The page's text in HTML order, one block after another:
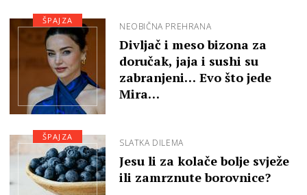
NEOBIČNA PREHRANA
Divljač i meso bizona za
doručak, jaja i sushi su
zabranjeni… Evo što jede
Mira…
ŠPAJZA
SLATKA DILEMA
Jesu li za kolače bolje svježe
ili zamrznute borovnice?
ŠPAJZA